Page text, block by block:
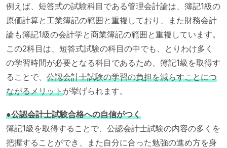
例えば、短答式の試験科目である管理会計論は、簿記1級の
原価計算と工業簿記の範囲と重複しており、また財務会計
論も簿記1級の会計学と商業簿記の範囲と重複しています。
この2科目は、短答式試験の科目の中でも、とりわけ多く
の学習時間が必要となる科目であるため、簿記1級を取得す
ることで、 公認会計士試験の学習の負担を減らすことにつ
ながるメリットが挙げられます。
●公認会計士試験合格への自信がつく
簿記1級を取得することで、公認会計士試験の内容の多くを
把握することができ、また自分に合った勉強の進め方を身